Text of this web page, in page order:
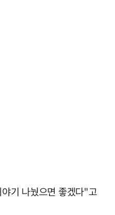
기 나눴으면 좋겠다"고